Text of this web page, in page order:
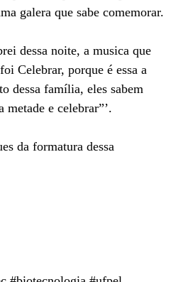
galera que sabe comemorar.
dessa noite, a musica que
Celebrar, porque é essa a
dessa família, eles sabem
metade e celebrar”’.
da formatura dessa